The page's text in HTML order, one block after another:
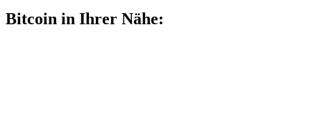
Bitcoin in Ihrer Nähe: